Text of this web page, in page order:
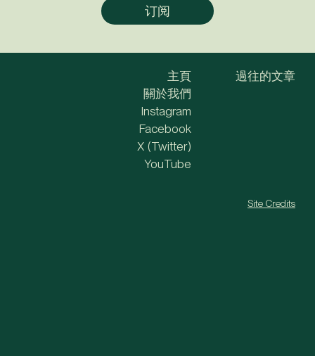
主頁
關於我們
過往的文章
Instagram
Facebook
X (Twitter)
YouTube
Site Credits